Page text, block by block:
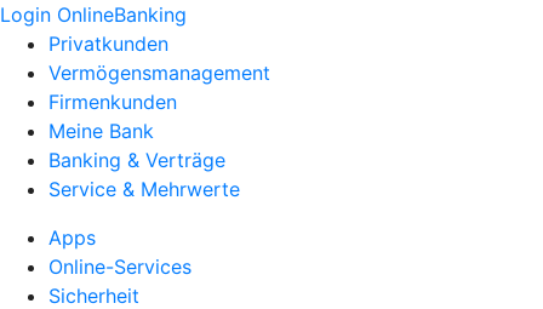
Login OnlineBanking
Privatkunden
Vermögensmanagement
Firmenkunden
Meine Bank
Banking & Verträge
Service & Mehrwerte
Apps
Online-Services
Sicherheit